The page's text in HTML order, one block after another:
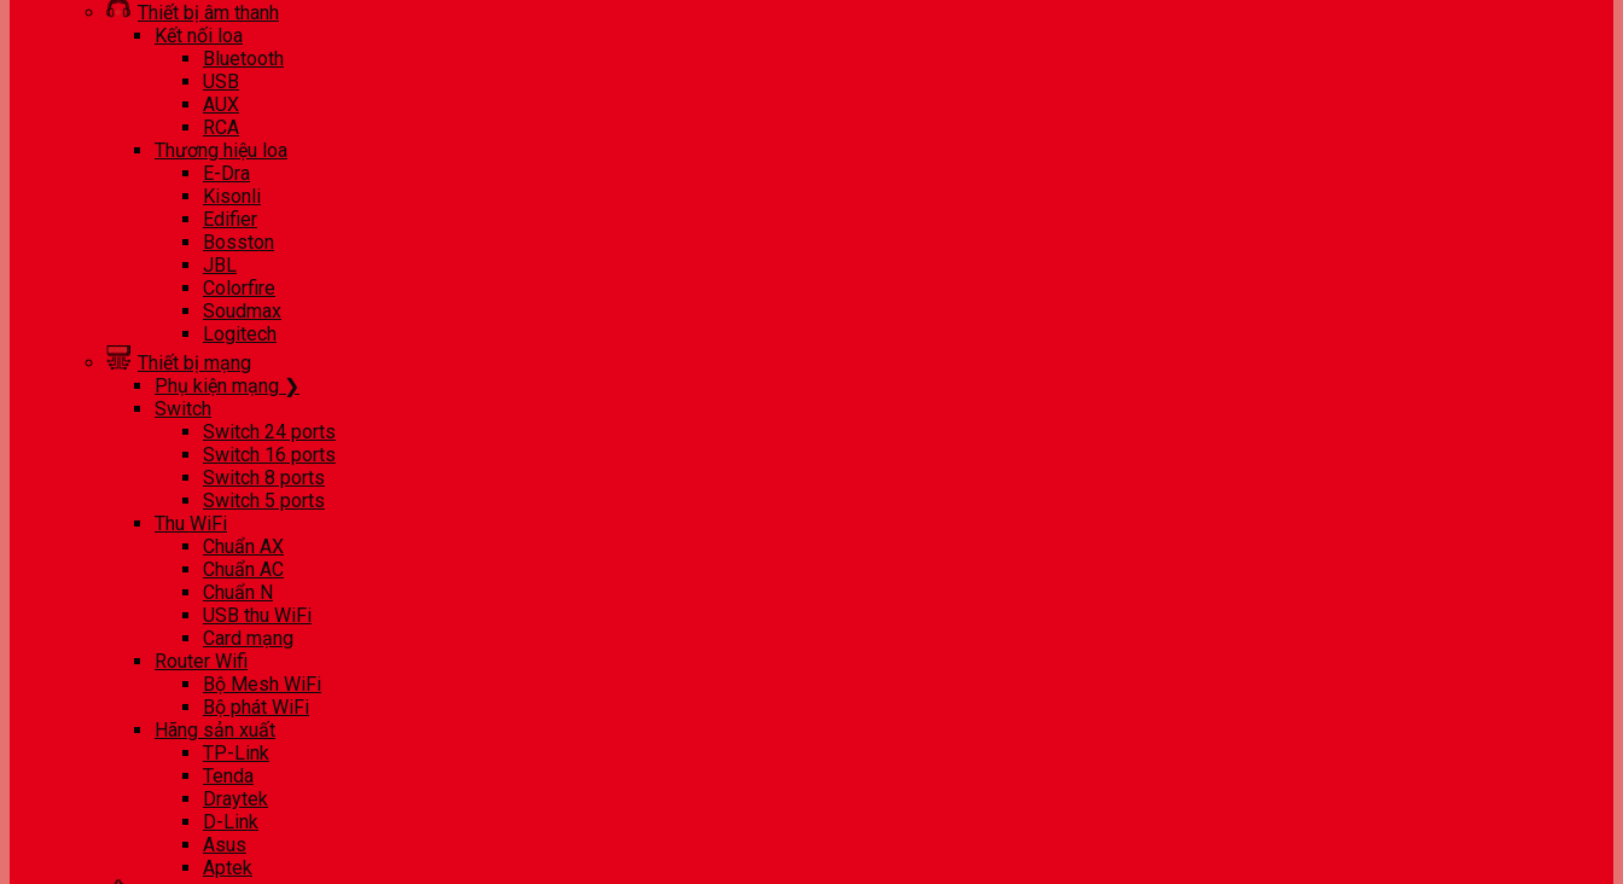
Thiết bị âm thanh
Kết nối loa
Bluetooth
USB
AUX
RCA
Thương hiệu loa
E-Dra
Kisonli
Edifier
Bosston
JBL
Colorfire
Soudmax
Logitech
Thiết bị mạng
Phụ kiện mạng ❯
Switch
Switch 24 ports
Switch 16 ports
Switch 8 ports
Switch 5 ports
Thu WiFi
Chuẩn AX
Chuẩn AC
Chuẩn N
USB thu WiFi
Card mạng
Router Wifi
Bộ Mesh WiFi
Bộ phát WiFi
Hãng sản xuất
TP-Link
Tenda
Draytek
D-Link
Asus
Aptek